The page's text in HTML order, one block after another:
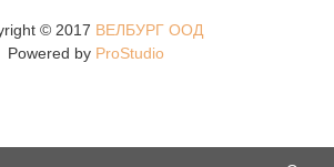
© 2017 ВЕЛБУРГ ООД
Powered by ProStudio